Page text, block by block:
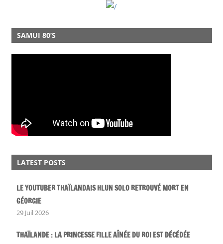
SAMUI 80’S
LATEST POSTS
LE YOUTUBER THAÏLANDAIS HLUN SOLO RETROUVÉ MORT EN
GÉORGIE
29 Juil 2026
THAÏLANDE : LA PRINCESSE FILLE AÎNÉE DU ROI EST DÉCÉDÉE